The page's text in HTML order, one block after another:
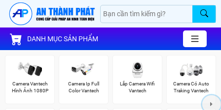
DANH MỤC SẢN PHẨM
Camera Vantech
Hình Ảnh 1080P
Camera Ip Full
Color Vantech
Lắp Camera Wifi
Vantech
Camera Có Auto
Traking Vantech